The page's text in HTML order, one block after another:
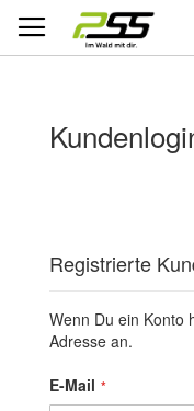
Registrierte
Wenn Du ein Konto
Adresse an.
E-Mail